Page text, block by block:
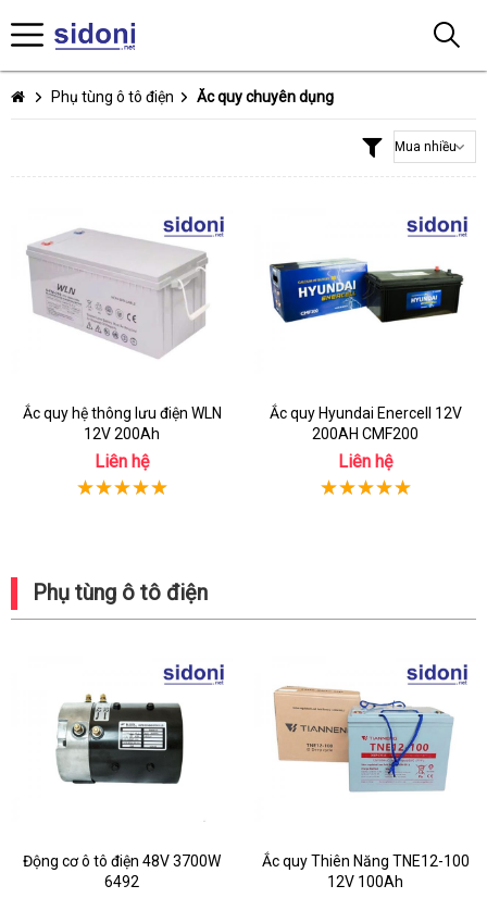
Phụ tùng ô tô điện Ăc quy chuyên dụng
Ắc quy hệ thông lưu điện WLN
12V 200Ah
Liên hệ
Ắc quy Hyundai Enercell 12V
200AH CMF200
Liên hệ
Phụ tùng ô tô điện
Động cơ ô tô điện 48V 3700W
6492
Ắc quy Thiên Năng TNE12-100
12V 100Ah